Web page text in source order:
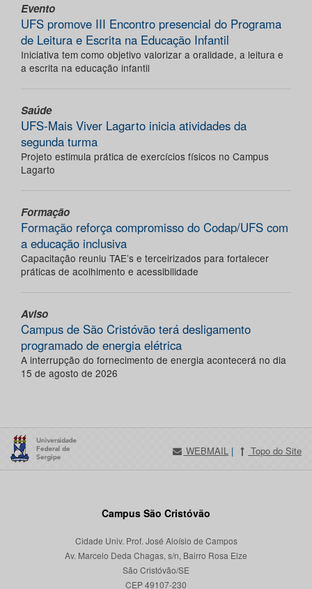
Evento
UFS promove III Encontro presencial do Programa
de Leitura e Escrita na Educação Infantil
Iniciativa tem como objetivo valorizar a oralidade, a leitura e
a escrita na educação infantil
Saúde
UFS-Mais Viver Lagarto inicia atividades da
segunda turma
Projeto estimula prática de exercícios físicos no Campus
Lagarto
Formação
Formação reforça compromisso do Codap/UFS com
a educação inclusiva
Capacitação reuniu TAE’s e terceirizados para fortalecer
práticas de acolhimento e acessibilidade
Aviso
Campus de São Cristóvão terá desligamento
programado de energia elétrica
A interrupção do fornecimento de energia acontecerá no dia
15 de agosto de 2026
WEBMAIL | Topo do Site
Campus São Cristóvão
Cidade Univ. Prof. José Aloísio de Campos
Av. Marcelo Deda Chagas, s/n, Bairro Rosa Elze
São Cristóvão/SE
CEP 49107-230